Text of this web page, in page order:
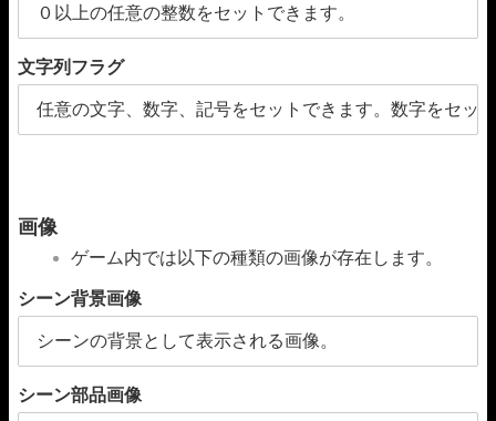
０以上の任意の整数をセットできます。
文字列フラグ
任意の文字、数字、記号をセットできます。数字をセッ
画像
ゲーム内では以下の種類の画像が存在します。
シーン背景画像
シーンの背景として表示される画像。
シーン部品画像